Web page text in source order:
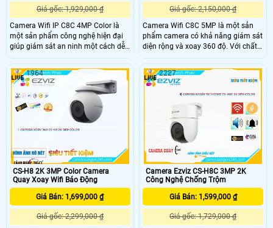
Giá gốc: 1,929,000 ₫
Camera Wifi IP C8C 4MP Color là
một sản phẩm công nghệ hiện đại
giúp giám sát an ninh một cách dễ
dàng và nhanh chóng. Độ phân giải
4MP cho hình ảnh cực kỳ rõ nét và
sắc nét. Bạn có thể kết nối camera
với mạng wifi trong nhà để xem
hình ảnh trực tiếp trên điện thoại di
động hoặc máy tính từ xa
Giá gốc: 2,150,000 ₫
Camera Wifi C8C 5MP là một sản
phẩm camera có khả năng giám sát
diện rộng và xoay 360 độ. Với chất
lượng hình ảnh 5.0 MP và độ phân
giải Ultra 4k lite, camera này tiết
kiệm băng thông và chi phí trong
quá trình sử dụng
CS-H8 2K 3MP Color Camera
Quay Xoay Wifi Báo Động
Giá Bán: 1,699,000 ₫
Giá gốc: 2,299,000 ₫
1964
Camera Ezviz CS-H8C 3MP 2K
Công Nghệ Chống Trộm
Giá Bán: 1,599,000 ₫
Giá gốc: 1,729,000 ₫
2227